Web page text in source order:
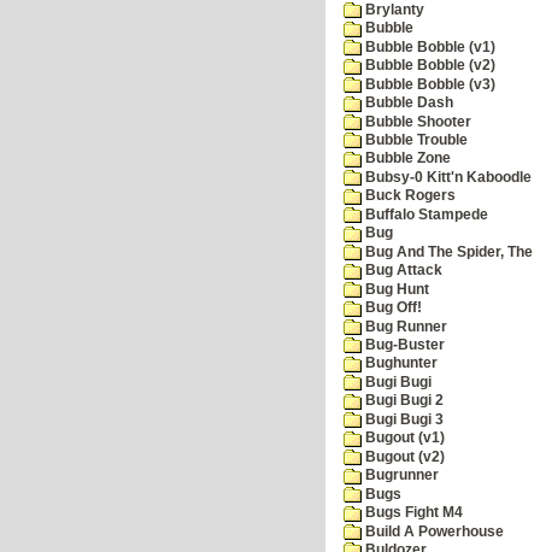
Brylanty
Bubble
Bubble Bobble (v1)
Bubble Bobble (v2)
Bubble Bobble (v3)
Bubble Dash
Bubble Shooter
Bubble Trouble
Bubble Zone
Bubsy-0 Kitt'n Kaboodle
Buck Rogers
Buffalo Stampede
Bug
Bug And The Spider, The
Bug Attack
Bug Hunt
Bug Off!
Bug Runner
Bug-Buster
Bughunter
Bugi Bugi
Bugi Bugi 2
Bugi Bugi 3
Bugout (v1)
Bugout (v2)
Bugrunner
Bugs
Bugs Fight M4
Build A Powerhouse